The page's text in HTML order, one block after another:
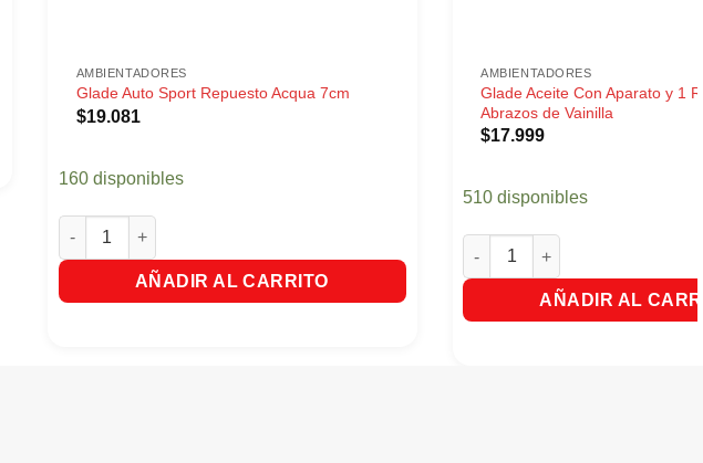
AMBIENTADORES
Glade Auto Sport Repuesto Acqua 7cm
$19.081
160 disponibles
Glade Auto Sport Repuesto Acqua 7cm cantidad
AÑADIR AL CARRITO
AMBIENTADORES
Glade Aceite Con Aparato y 1
Abrazos de Vainilla
$17.999
510 disponibles
Glade Aceite Con Aparato y 1
AÑADIR AL